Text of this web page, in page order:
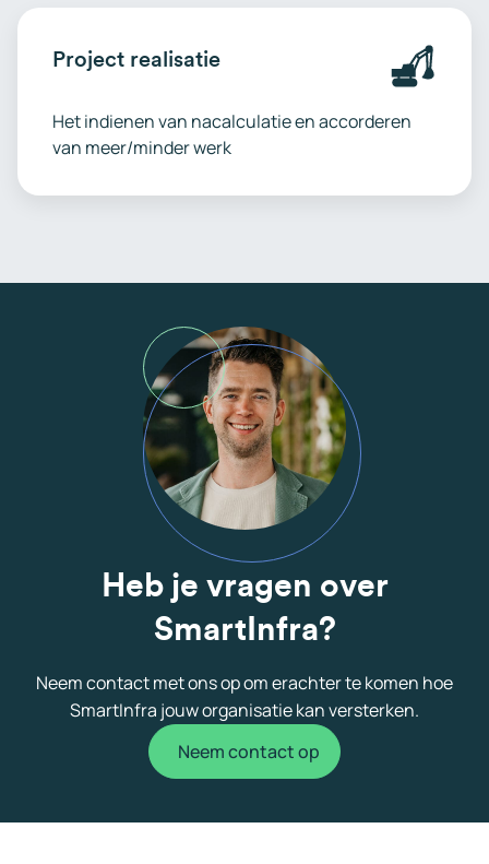
Project realisatie
Het indienen van nacalculatie en accorderen
van meer/minder werk
Heb je vragen over
SmartInfra?
Neem contact met ons op om erachter te komen hoe
SmartInfra jouw organisatie kan versterken.
Neem contact op